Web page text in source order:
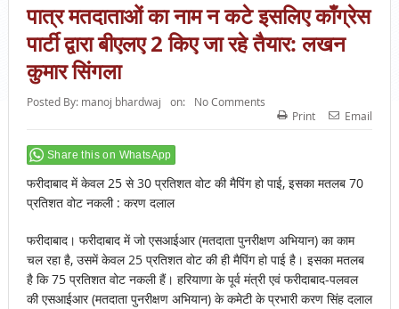
पात्र मतदाताओं का नाम न कटे इसलिए काँग्रेस
पार्टी द्वारा बीएलए 2 किए जा रहे तैयार: लखन
कुमार सिंगला
Posted By: manoj bhardwaj on:
No Comments
Print
Email
Share this on WhatsApp
फरीदाबाद में केवल 25 से 30 प्रतिशत वोट की मैपिंग हो पाई, इसका मतलब 70
प्रतिशत वोट नकली : करण दलाल
फरीदाबाद। फरीदाबाद में जो एसआईआर (मतदाता पुनरीक्षण अभियान) का काम
चल रहा है, उसमें केवल 25 प्रतिशत वोट की ही मैपिंग हो पाई है। इसका मतलब
है कि 75 प्रतिशत वोट नकली हैं। हरियाणा के पूर्व मंत्री एवं फरीदाबाद-पलवल
की एसआईआर (मतदाता पुनरीक्षण अभियान) के कमेटी के प्रभारी करण सिंह दलाल